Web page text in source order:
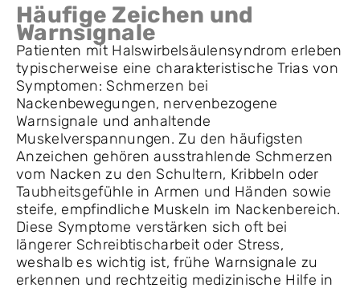
Häufige Zeichen und
Warnsignale
Patienten mit Halswirbelsäulensyndrom erleben
typischerweise eine charakteristische Trias von
Symptomen: Schmerzen bei
Nackenbewegungen, nervenbezogene
Warnsignale und anhaltende
Muskelverspannungen. Zu den häufigsten
Anzeichen gehören ausstrahlende Schmerzen
vom Nacken zu den Schultern, Kribbeln oder
Taubheitsgefühle in Armen und Händen sowie
steife, empfindliche Muskeln im Nackenbereich.
Diese Symptome verstärken sich oft bei
längerer Schreibtischarbeit oder Stress,
weshalb es wichtig ist, frühe Warnsignale zu
erkennen und rechtzeitig medizinische Hilfe in